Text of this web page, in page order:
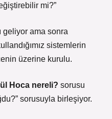
mi?”
geliyor ama sonra
sistemlerin
üzerine kurulu.
Hoca nereli? sorusu
sorusuyla birleşiyor.